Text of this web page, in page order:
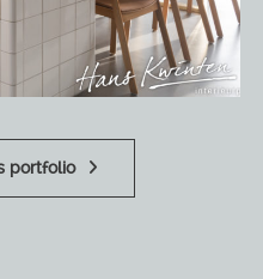
portfolio